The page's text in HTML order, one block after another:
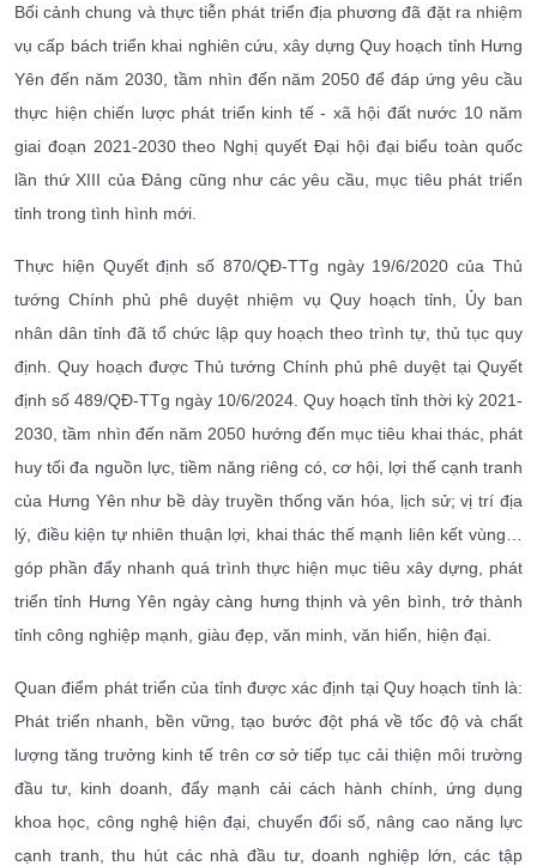
Bối cảnh chung và thực tiễn phát triển địa phương đã đặt ra nhiệm
vụ cấp bách triển khai nghiên cứu, xây dựng Quy hoạch tỉnh Hưng
Yên đến năm 2030, tầm nhìn đến năm 2050 để đáp ứng yêu cầu
thực hiện chiến lược phát triển kinh tế - xã hội đất nước 10 năm
giai đoạn 2021-2030 theo Nghị quyết Đại hội đại biểu toàn quốc
lần thứ XIII của Đảng cũng như các yêu cầu, mục tiêu phát triển
tỉnh trong tình hình mới.
Thực hiện Quyết định số 870/QĐ-TTg ngày 19/6/2020 của Thủ
tướng Chính phủ phê duyệt nhiệm vụ Quy hoạch tỉnh, Ủy ban
nhân dân tỉnh đã tổ chức lập quy hoạch theo trình tự, thủ tục quy
định. Quy hoạch được Thủ tướng Chính phủ phê duyệt tại Quyết
định số 489/QĐ-TTg ngày 10/6/2024. Quy hoạch tỉnh thời kỳ 2021-
2030, tầm nhìn đến năm 2050 hướng đến mục tiêu khai thác, phát
huy tối đa nguồn lực, tiềm năng riêng có, cơ hội, lợi thế cạnh tranh
của Hưng Yên như bề dày truyền thống văn hóa, lịch sử; vị trí địa
lý, điều kiện tự nhiên thuận lợi, khai thác thế mạnh liên kết vùng…
góp phần đẩy nhanh quá trình thực hiện mục tiêu xây dựng, phát
triển tỉnh Hưng Yên ngày càng hưng thịnh và yên bình, trở thành
tỉnh công nghiệp mạnh, giàu đẹp, văn minh, văn hiến, hiện đại.
Quan điểm phát triển của tỉnh được xác định tại Quy hoạch tỉnh là:
Phát triển nhanh, bền vững, tạo bước đột phá về tốc độ và chất
lượng tăng trưởng kinh tế trên cơ sở tiếp tục cải thiện môi trường
đầu tư, kinh doanh, đẩy mạnh cải cách hành chính, ứng dụng
khoa học, công nghệ hiện đại, chuyển đổi số, nâng cao năng lực
cạnh tranh, thu hút các nhà đầu tư, doanh nghiệp lớn, các tập